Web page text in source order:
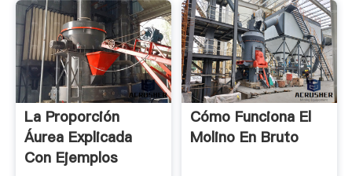
La Proporción
Áurea Explicada
Con Ejemplos
Cómo Funciona El
Molino En Bruto